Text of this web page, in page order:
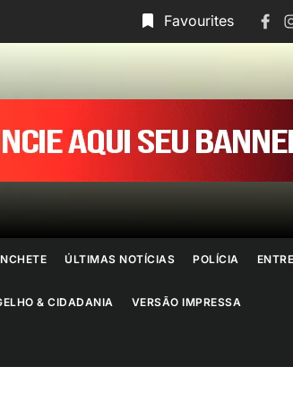
Favourites
ÚLTIMAS NOTÍCIAS POLÍCIA
& CIDADANIA VERSÃO IMPRESSA